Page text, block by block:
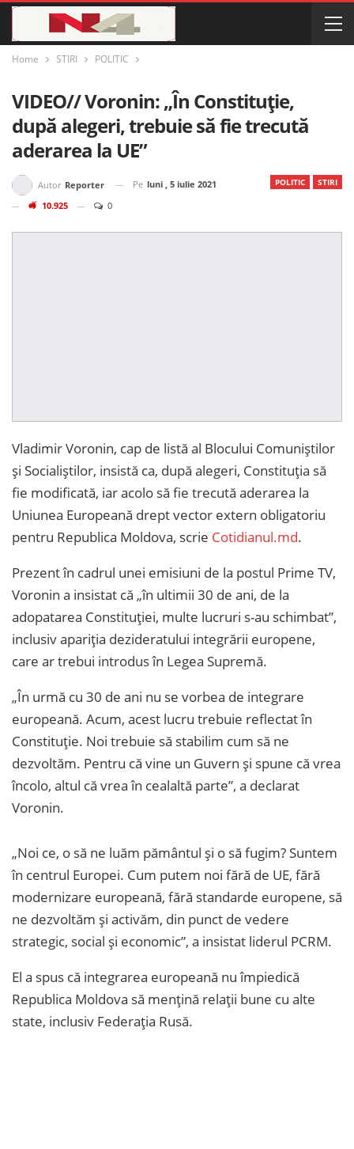
Home STIRI POLITIC
VIDEO// Voronin: „În Constituție,
după alegeri, trebuie să fie trecută
aderarea la UE”
POLITIC STIRI
Autor Reporter Pe luni , 5 iulie 2021
10.925
0
Vladimir Voronin, cap de listă al Blocului Comuniștilor
și Socialiștilor, insistă ca, după alegeri, Constituția să
fie modificată, iar acolo să fie trecută aderarea la
Uniunea Europeană drept vector extern obligatoriu
pentru Republica Moldova, scrie Cotidianul.md.
Prezent în cadrul unei emisiuni de la postul Prime TV,
Voronin a insistat că „în ultimii 30 de ani, de la
adopatarea Constituției, multe lucruri s-au schimbat”,
inclusiv apariția dezideratului integrării europene,
care ar trebui introdus în Legea Supremă.
„În urmă cu 30 de ani nu se vorbea de integrare
europeană. Acum, acest lucru trebuie reflectat în
Constituție. Noi trebuie să stabilim cum să ne
dezvoltăm. Pentru că vine un Guvern și spune că vrea
încolo, altul că vrea în cealaltă parte”, a declarat
Voronin.
„Noi ce, o să ne luăm pământul și o să fugim? Suntem
în centrul Europei. Cum putem noi fără de UE, fără
modernizare europeană, fără standarde europene, să
ne dezvoltăm și activăm, din punct de vedere
strategic, social și economic”, a insistat liderul PCRM.
El a spus că integrarea europeană nu împiedică
Republica Moldova să mențină relații bune cu alte
state, inclusiv Federația Rusă.